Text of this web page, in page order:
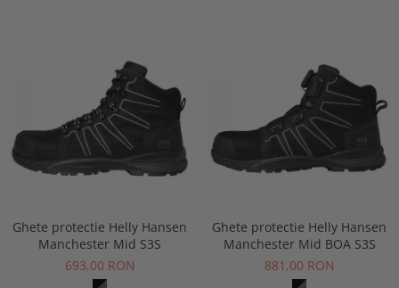
Ghete protectie Helly Hansen
Manchester Mid S3S
693,00 RON
Ghete protectie Helly Hansen
Manchester Mid BOA S3S
881,00 RON